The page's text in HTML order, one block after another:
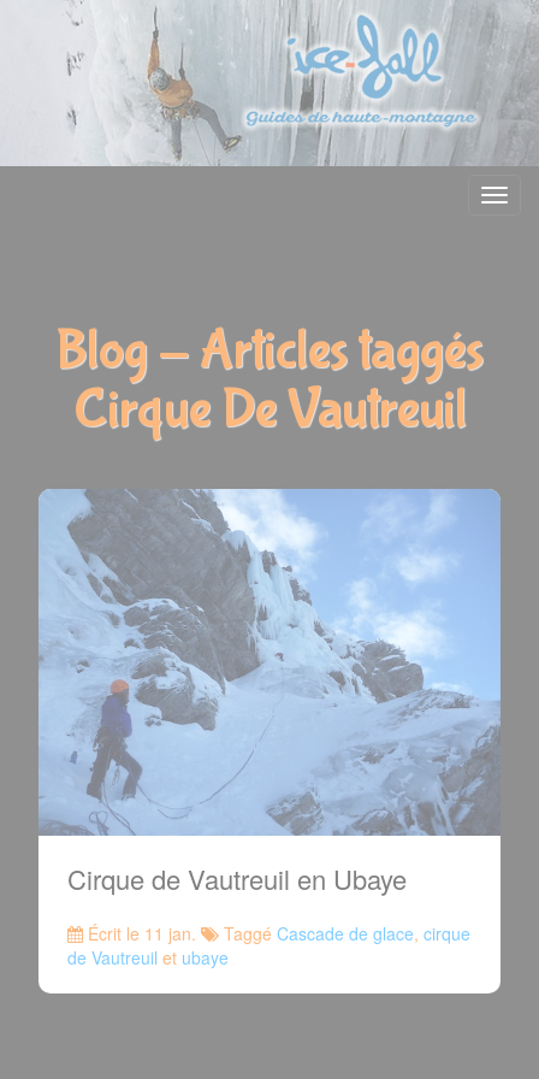
Menu
Blog - Articles taggés
Cirque De Vautreuil
Cirque de Vautreuil en Ubaye
Écrit le 11 jan. Taggé Cascade de glace, cirque
de Vautreuil et ubaye